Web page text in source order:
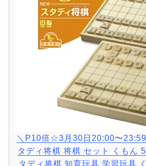
＼P10倍☆3月30日20:00〜
タディ将棋 将棋 セット くもん
タディ将棋 知育玩具 学習玩具